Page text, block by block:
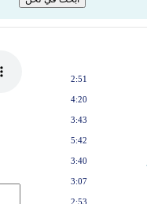
2:51
4:20
3:43
5:42
3:40
3:07
2:53